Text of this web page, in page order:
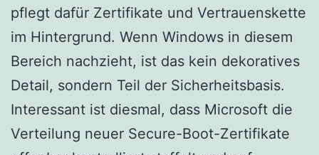
pflegt dafür Zertifikate und Vertrauenskette
im Hintergrund. Wenn Windows in diesem
Bereich nachzieht, ist das kein dekoratives
Detail, sondern Teil der Sicherheitsbasis.
Interessant ist diesmal, dass Microsoft die
Verteilung neuer Secure-Boot-Zertifikate